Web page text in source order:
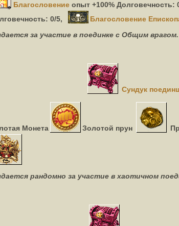
Благословениеопыт +100% Долговечность:
0/5,
Благословение
за участие в поединке с Общим врагом.
Сундук
Монета Золотой прун
рандомно за участие в хаотичном